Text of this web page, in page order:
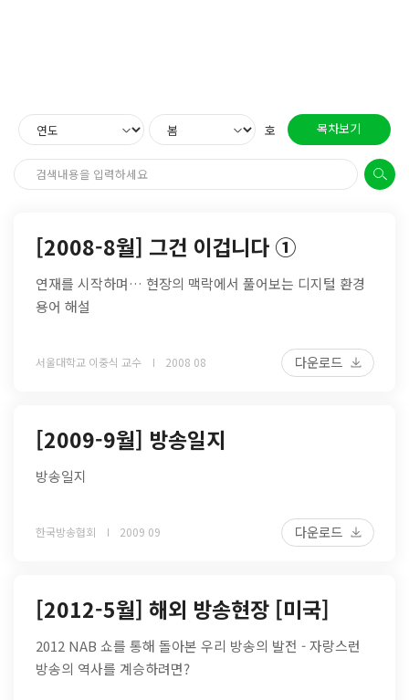
호 목차보기
[2008-8월] 그건 이겁니다 ①
연재를 시작하며… 현장의 맥락에서 풀어보는 디지털 환경
용어 해설
서울대학교 이중식 교수 2008 08 다운로드
[2009-9월] 방송일지
방송일지
한국방송협회 2009 09 다운로드
[2012-5월] 해외 방송현장 [미국]
2012 NAB 쇼를 통해 돌아본 우리 방송의 발전 - 자랑스런
방송의 역사를 계승하려면?